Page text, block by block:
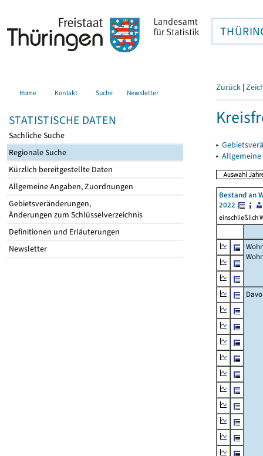
Home Kontakt Suche Newsletter
STATISTISCHE DATEN
Sachliche Suche
Regionale Suche
Kürzlich bereitgestellte Daten
Allgemeine Angaben, Zuordnungen
Gebietsveränderungen,
Änderungen zum Schlüsselverzeichnis
Definitionen und Erläuterungen
Newsletter
Zurück |
▸
▸
Bestand an
2022
einschließlich